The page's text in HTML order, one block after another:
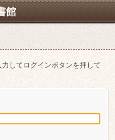
館
してログインボタンを押して